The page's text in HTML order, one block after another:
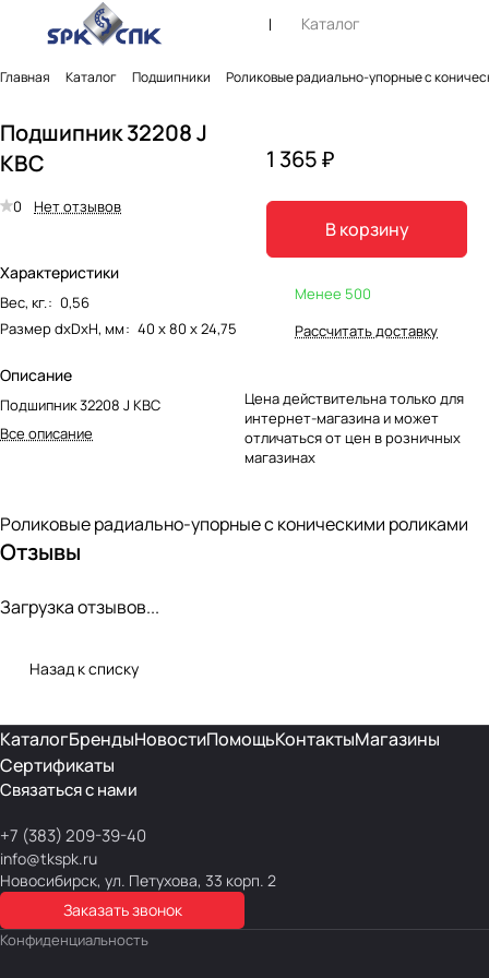
Каталог
Главная Каталог Подшипники Роликовые радиально-упорные с
Подшипник 32208 J
KBC
0 Нет отзывов
Характеристики
Вес, кг.: 0,56
Размер dxDxH, мм: 40 х 80 х 24,75
Описание
Подшипник 32208 J KBC
Все описание
1 365 ₽
В корзину
Менее 500
Рассчитать доставку
Цена действительна только для
интернет-магазина и может
отличаться от цен в розничных
магазинах
Роликовые радиально-упорные с коническими роликами
Отзывы
Загрузка отзывов...
Назад к списку
КаталогБрендыНовостиПомощьКонтактыМагазины
Сертификаты
Связаться с нами
+7 (383) 209-39-40
info@tkspk.ru
Новосибирск, ул. Петухова, 33 корп. 2
Заказать звонок
Конфиденциальность